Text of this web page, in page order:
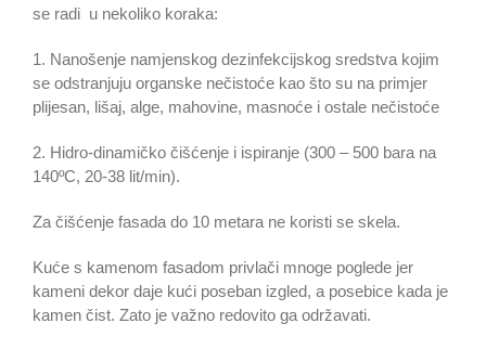
se radi u nekoliko koraka:
1. Nanošenje namjenskog dezinfekcijskog sredstva kojim
se odstranjuju organske nečistoće kao što su na primjer
plijesan, lišaj, alge, mahovine, masnoće i ostale nečistoće
2. Hidro-dinamičko čišćenje i ispiranje (300 – 500 bara na
140ºC, 20-38 lit/min).
Za čišćenje fasada do 10 metara ne koristi se skela.
Kuće s kamenom fasadom privlači mnoge poglede jer
kameni dekor daje kući poseban izgled, a posebice kada je
kamen čist. Zato je važno redovito ga održavati.